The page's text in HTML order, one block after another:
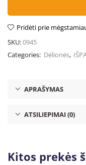
Pridėti prie
SKU:0945
Categories: Dėlionės,
APRAŠYMAS
ATSILIEPIMAI (0)
Kitos prekės